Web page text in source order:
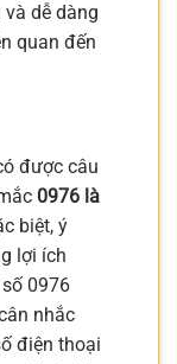
dễ dàng
quan đến
được câu
0976 là
biệt, ý
lợi ích
0976
nhắc
điện thoại